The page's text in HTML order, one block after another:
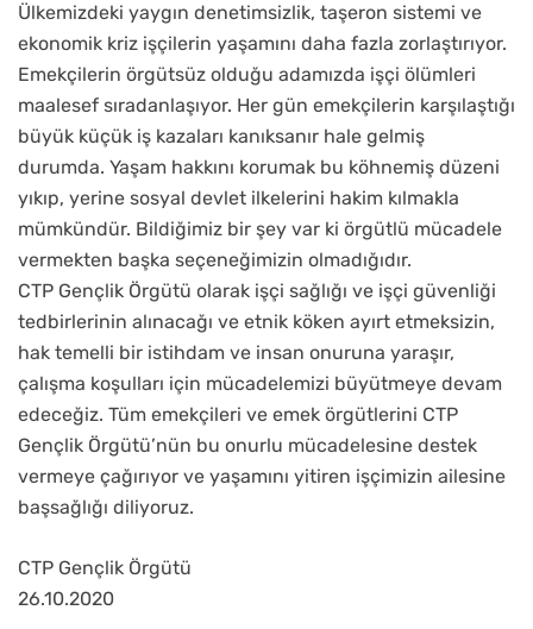
Ülkemizdeki yaygın denetimsizlik, taşeron sistemi ve
ekonomik kriz işçilerin yaşamını daha fazla zorlaştırıyor.
Emekçilerin örgütsüz olduğu adamızda işçi ölümleri
maalesef sıradanlaşıyor. Her gün emekçilerin karşılaştığı
büyük küçük iş kazaları kanıksanır hale gelmiş
durumda. Yaşam hakkını korumak bu köhnemiş düzeni
yıkıp, yerine sosyal devlet ilkelerini hakim kılmakla
mümkündür. Bildiğimiz bir şey var ki örgütlü mücadele
vermekten başka seçeneğimizin olmadığıdır.
CTP Gençlik Örgütü olarak işçi sağlığı ve işçi güvenliği
tedbirlerinin alınacağı ve etnik köken ayırt etmeksizin,
hak temelli bir istihdam ve insan onuruna yaraşır,
çalışma koşulları için mücadelemizi büyütmeye devam
edeceğiz. Tüm emekçileri ve emek örgütlerini CTP
Gençlik Örgütü’nün bu onurlu mücadelesine destek
vermeye çağırıyor ve yaşamını yitiren işçimizin ailesine
başsağlığı diliyoruz.
CTP Gençlik Örgütü
26.10.2020